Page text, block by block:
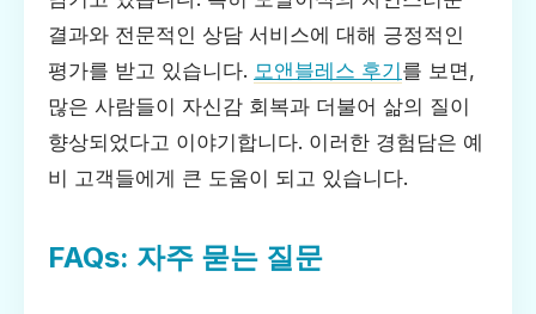
결과와 전문적인 상담 서비스에 대해 긍정적인
평가를 받고 있습니다. 모앤블레스 후기 를 보면,
많은 사람들이 자신감 회복과 더불어 삶의 질이
향상되었다고 이야기합니다. 이러한 경험담은 예
비 고객들에게 큰 도움이 되고 있습니다.
FAQs: 자주 묻는 질문